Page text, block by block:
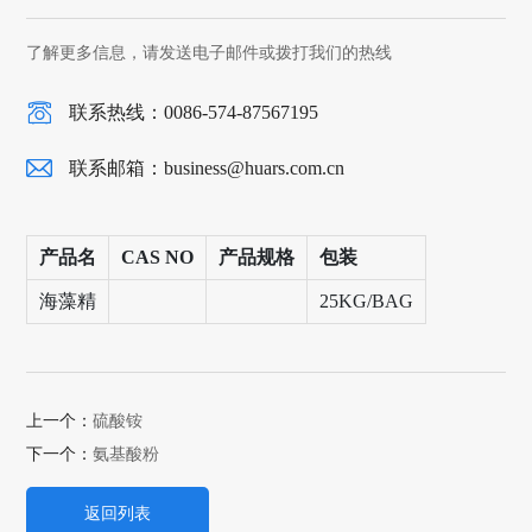
了解更多信息，请发送电子邮件或拨打我们的热线
联系热线：0086-574-87567195
联系邮箱：business@huars.com.cn
产品名 CAS NO 产品规格 包装
海藻精 25KG/BAG
上一个：硫酸铵
下一个：氨基酸粉
返回列表